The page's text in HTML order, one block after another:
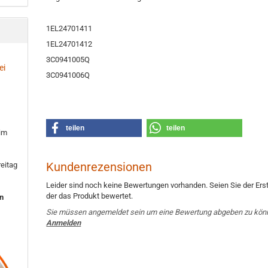
1EL24701411
1EL24701412
3C0941005Q
3C0941006Q
teilen teilen
Kundenrezensionen
Leider sind noch keine Bewertungen vorhanden. Seien Sie der
der das Produkt bewertet.
Sie müssen angemeldet sein um eine Bewertung abgeben zu
Anmelden